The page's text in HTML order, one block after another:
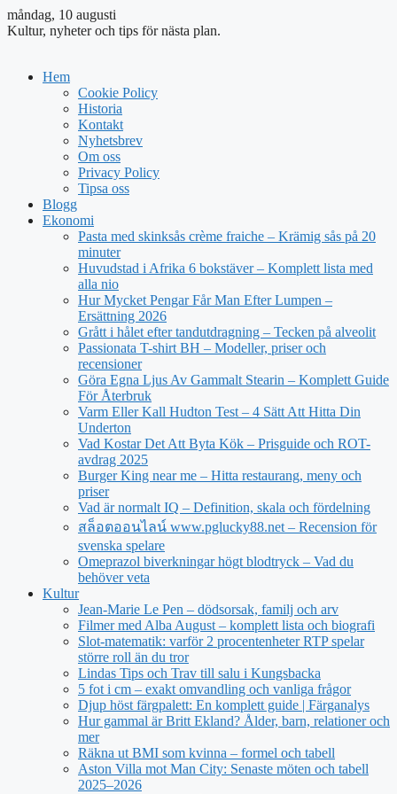
måndag, 10 augusti
Kultur, nyheter och tips för nästa plan.
Hem
Cookie Policy
Historia
Kontakt
Nyhetsbrev
Om oss
Privacy Policy
Tipsa oss
Blogg
Ekonomi
Pasta med skinksås crème fraiche – Krämig sås på 20
minuter
Huvudstad i Afrika 6 bokstäver – Komplett lista med
alla nio
Hur Mycket Pengar Får Man Efter Lumpen –
Ersättning 2026
Grått i hålet efter tandutdragning – Tecken på alveolit
Passionata T-shirt BH – Modeller, priser och
recensioner
Göra Egna Ljus Av Gammalt Stearin – Komplett Guide
För Återbruk
Varm Eller Kall Hudton Test – 4 Sätt Att Hitta Din
Underton
Vad Kostar Det Att Byta Kök – Prisguide och ROT-
avdrag 2025
Burger King near me – Hitta restaurang, meny och
priser
Vad är normalt IQ – Definition, skala och fördelning
สล็อตออนไลน์ www.pglucky88.net – Recension för
svenska spelare
Omeprazol biverkningar högt blodtryck – Vad du
behöver veta
Kultur
Jean‑Marie Le Pen – dödsorsak, familj och arv
Filmer med Alba August – komplett lista och biografi
Slot-matematik: varför 2 procentenheter RTP spelar
större roll än du tror
Lindas Tips och Trav till salu i Kungsbacka
5 fot i cm – exakt omvandling och vanliga frågor
Djup höst färgpalett: En komplett guide | Färganalys
Hur gammal är Britt Ekland? Ålder, barn, relationer och
mer
Räkna ut BMI som kvinna – formel och tabell
Aston Villa mot Man City: Senaste möten och tabell
2025–2026